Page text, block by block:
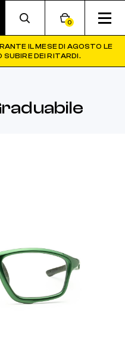
0
IL MESE DI AGOSTO LE
DEI RITARDI.